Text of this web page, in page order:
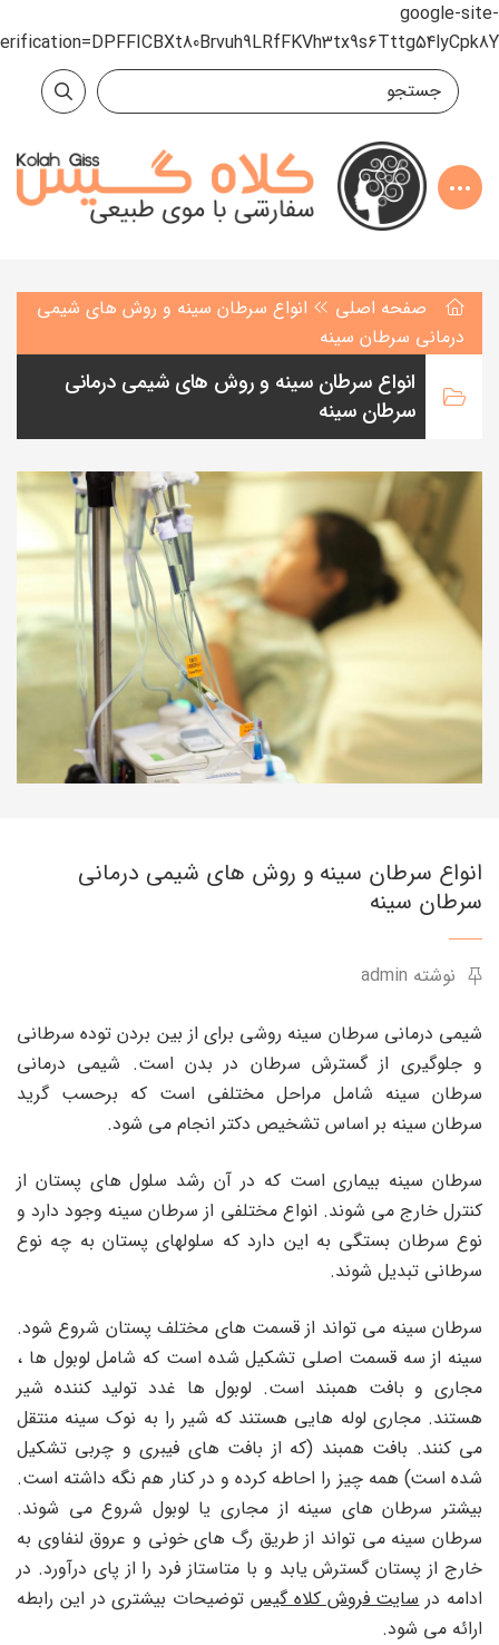
google-site-
صفحه اصلی
انواع سرطان سینه و روش های شیمی
درمانی سرطان سینه
انواع سرطان سینه و روش های شیمی درمانی
سرطان سینه
انواع سرطان سینه و روش های شیمی درمانی
سرطان سینه
نوشته admin
شیمی درمانی سرطان سینه روشی برای از بین بردن توده سرطانی
و جلوگیری از گسترش سرطان در بدن است. شیمی درمانی
سرطان سینه شامل مراحل مختلفی است که برحسب گرید
سرطان سینه بر اساس تشخیص دکتر انجام می شود.
سرطان سینه بیماری است که در آن رشد سلول های پستان از
کنترل خارج می شوند. انواع مختلفی از سرطان سینه وجود دارد و
نوع سرطان بستگی به این دارد که سلولهای پستان به چه نوع
سرطانی تبدیل شوند.
سرطان سینه می تواند از قسمت های مختلف پستان شروع شود.
سینه از سه قسمت اصلی تشکیل شده است که شامل لوبول ها ،
مجاری و بافت همبند است. لوبول ها غدد تولید کننده شیر
هستند. مجاری لوله هایی هستند که شیر را به نوک سینه منتقل
می کنند. بافت همبند (که از بافت های فیبری و چربی تشکیل
شده است) همه چیز را احاطه کرده و در کنار هم نگه داشته است.
بیشتر سرطان های سینه از مجاری یا لوبول شروع می شوند.
سرطان سینه می تواند از طریق رگ های خونی و عروق لنفاوی به
خارج از پستان گسترش یابد و با متاستاز فرد را از پای درآورد. در
ادامه درسایت فروش کلاه گیس توضیحات بیشتری در این رابطه
ارائه می شود.